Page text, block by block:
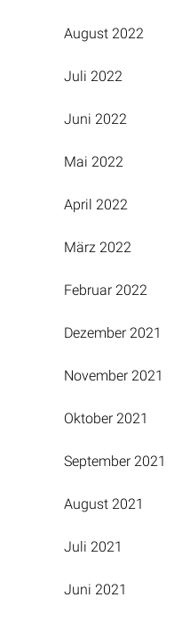
August 2022
Juli 2022
Juni 2022
Mai 2022
April 2022
März 2022
Februar 2022
Dezember 2021
November 2021
Oktober 2021
September 2021
August 2021
Juli 2021
Juni 2021